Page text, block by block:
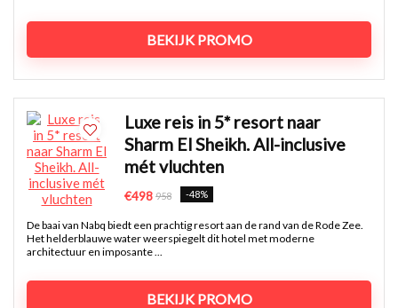
BEKIJK PROMO
Luxe reis in 5* resort naar
Sharm El Sheikh. All-inclusive
mét vluchten
€498 958 -48%
De baai van Nabq biedt een prachtig resort aan de rand van de Rode Zee.
Het helderblauwe water weerspiegelt dit hotel met moderne
architectuur en imposante ...
BEKIJK PROMO